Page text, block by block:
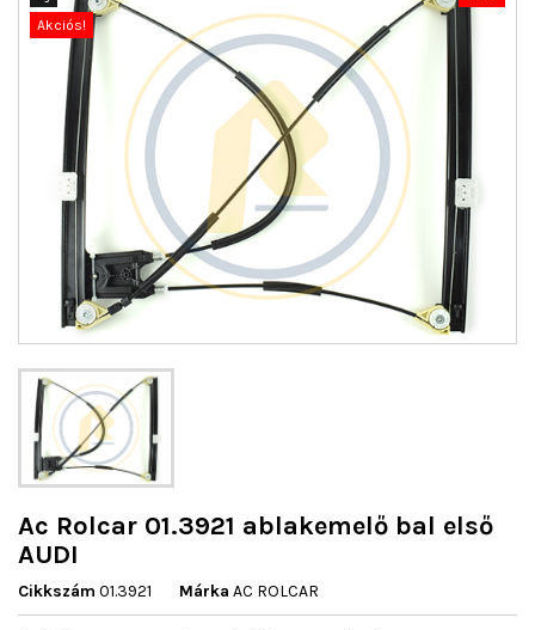
Akciós!
Ac Rolcar 01.3921 ablakemelő bal első
AUDI
Cikkszám 01.3921 Márka AC ROLCAR